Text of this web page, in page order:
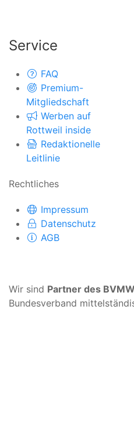
Service
FAQ
Premium-
Mitgliedschaft
Werben auf
Rottweil inside
Redaktionelle
Leitlinie
Rechtliches
Impressum
Datenschutz
AGB
Wir sind Partner des BVMW
Bundesverband